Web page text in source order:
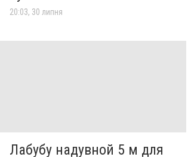
20:03, 30 липня
Лабубу надувной 5 м для